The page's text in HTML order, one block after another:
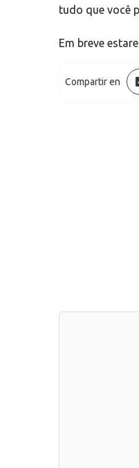
tudo que você
Em breve
Compartir en